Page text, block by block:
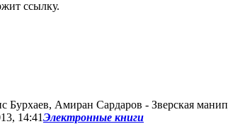
ссылку.
Бурхаев, Амиран Сардаров - Зверская
14:41Электронные книги